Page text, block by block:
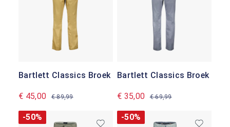
Bartlett Classics Broek
€ 45,00 € 89,99
Bartlett Classics Broek
€ 35,00 € 69,99
-50% -50%